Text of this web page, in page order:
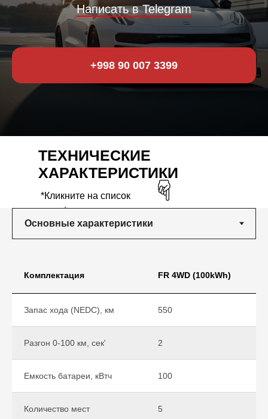
Написать в Telegram
+998 90 007 3399
ТЕХНИЧЕСКИЕ
ХАРАКТЕРИСТИКИ
*Кликните на список
ниже*
Комплектация FR 4WD (100kWh)
Запас хода (NEDC), км 550
Разгон 0-100 км, сек' 2
Емкость батареи, кВтч 100
Количество мест 5